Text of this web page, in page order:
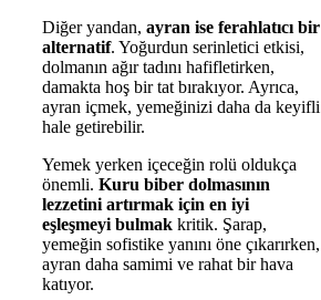
Diğer yandan, ayran ise ferahlatıcı bir
alternatif. Yoğurdun serinletici etkisi,
dolmanın ağır tadını hafifletirken,
damakta hoş bir tat bırakıyor. Ayrıca,
ayran içmek, yemeğinizi daha da keyifli
hale getirebilir.
Yemek yerken içeceğin rolü oldukça
önemli. Kuru biber dolmasının
lezzetini artırmak için en iyi
eşleşmeyi bulmak kritik. Şarap,
yemeğin sofistike yanını öne çıkarırken,
ayran daha samimi ve rahat bir hava
katıyor.